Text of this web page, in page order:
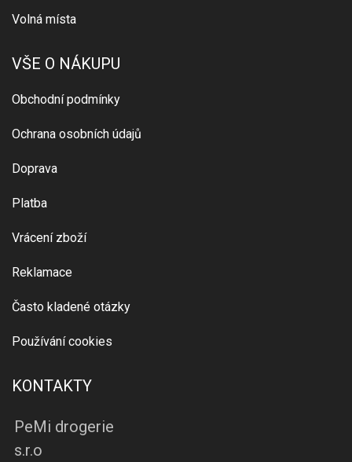
Volná místa
VŠE O NÁKUPU
Obchodní podmínky
Ochrana osobních údajů
Doprava
Platba
Vrácení zboží
Reklamace
Často kladené otázky
Používání cookies
KONTAKTY
PeMi drogerie
s.r.o